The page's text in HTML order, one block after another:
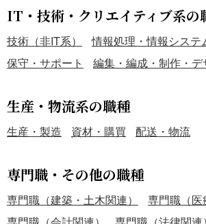
IT・技術・クリエイティブ系の
技術（非IT系）
情報処理・情報システ
保守・サポート
編集・編成・制作・デ
生産・物流系の職種
生産・製造 資材・購買 配送・物流
専門職・その他の職種
専門職（建築・土木関連）
専門職（医